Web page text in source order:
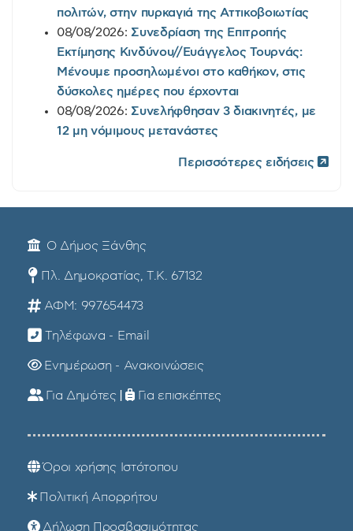
πολιτών, στην πυρκαγιά της Αττικοβοιωτίας
08/08/2026: Συνεδρίαση της Επιτροπής
Εκτίμησης Κινδύνου//Ευάγγελος Τουρνάς:
Μένουμε προσηλωμένοι στο καθήκον, στις
δύσκολες ημέρες που έρχονται
08/08/2026: Συνελήφθησαν 3 διακινητές, με
12 μη νόμιμους μετανάστες
Περισσότερες ειδήσεις
Ο Δήμος Ξάνθης
Πλ. Δημοκρατίας, Τ.Κ. 67132
ΑΦΜ: 997654473
Τηλέφωνα - Email
Ενημέρωση - Ανακοινώσεις
Για Δημότες | Για επισκέπτες
Όροι χρήσης Ιστότοπου
Πολιτική Απορρήτου
Δήλωση Προσβασιμότητας